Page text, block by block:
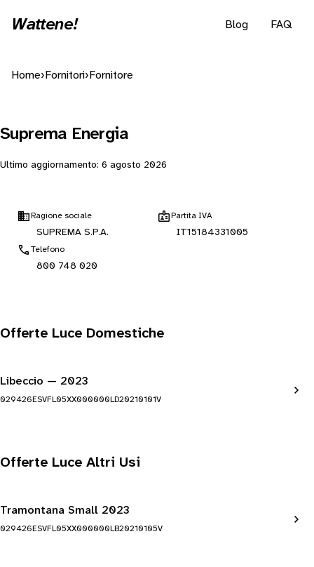
Wattene! Blog FAQ
Home› Fornitori› Fornitore
Suprema Energia
Ultimo aggiornamento: 6 agosto 2026
Ragione sociale
SUPREMA S.P.A.
Partita IVA
IT15184331005
Telefono
800 748 020
Offerte Luce Domestiche
Libeccio — 2023
029426ESVFL05XX000000LD20210101V
Offerte Luce Altri Usi
Tramontana Small 2023
029426ESVFL05XX000000LB20210105V